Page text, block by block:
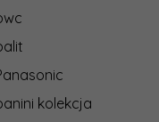
kolekcja